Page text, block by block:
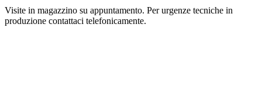
Visite in magazzino su appuntamento. Per urgenze tecniche in
produzione contattaci telefonicamente.